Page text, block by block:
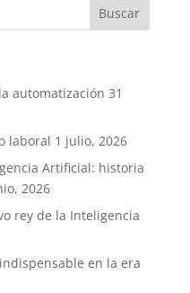
automatización 31
laboral 1 julio, 2026
Artificial: historia
2026
rey de la Inteligencia
en la era